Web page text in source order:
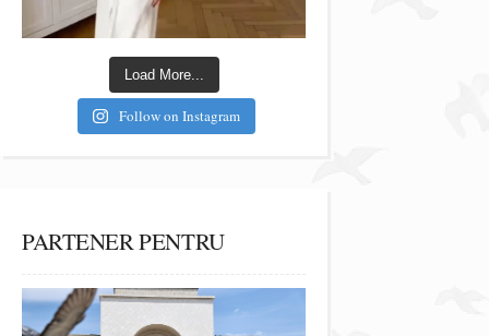
Load More...
Follow on Instagram
PARTENER PENTRU